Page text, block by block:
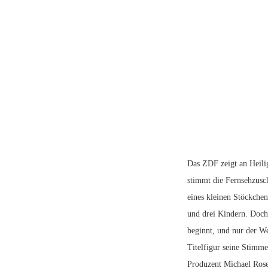
Das ZDF zeigt an
stimmt die
eines kleinen
und drei Kindern.
beginnt, und nur der
Titelfigur seine
Produzent Michael